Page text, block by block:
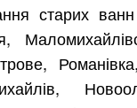
старих